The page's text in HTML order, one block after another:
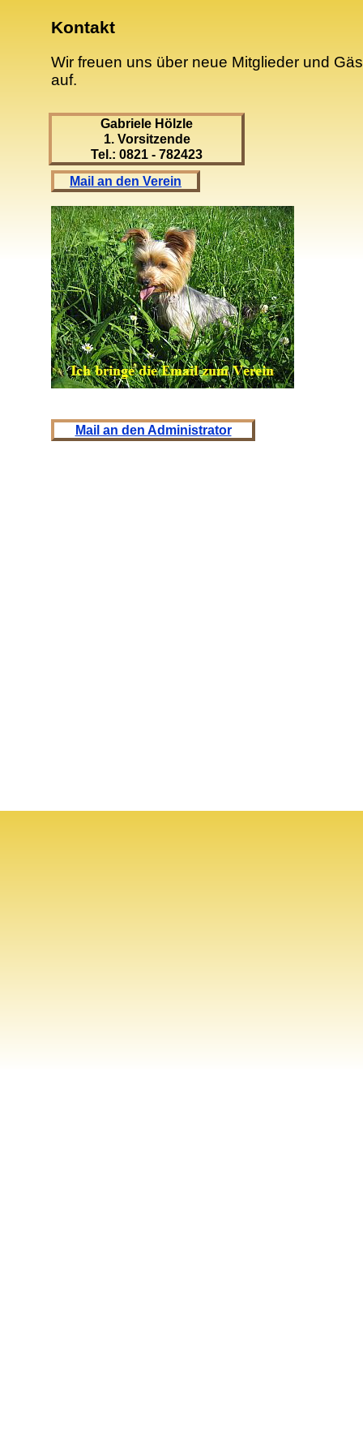
Kontakt
Wir freuen uns über neue Mitglieder und
auf.
Gabriele Hölzle
1. Vorsitzende
Tel.: 0821 - 782423
Mail an den Verein
Mail an den Administrator